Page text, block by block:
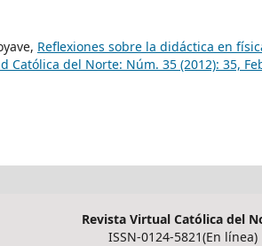
Reflexiones sobre la didáctica en
Católica del Norte: Núm. 35 (2012): 35,
Revista Virtual Católica del
ISSN-0124-5821(En línea)